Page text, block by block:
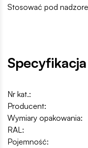
Stosować pod
Specyfikacja
Nr kat.:
Producent:
Wymiary opakowania:
RAL:
Pojemność: